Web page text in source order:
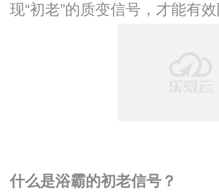
现“初老”的质变信号，才能有
什么是浴霸的初老信号？